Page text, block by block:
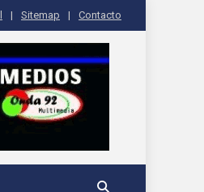
Sitemap Contacto